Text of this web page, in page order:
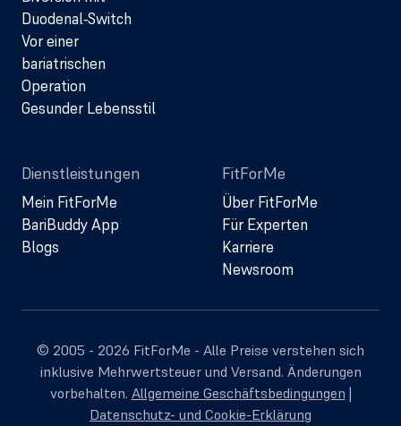
Duodenal-Switch
Vor einer
bariatrischen
Operation
Gesunder Lebensstil
Dienstleistungen
Mein FitForMe
BariBuddy App
Blogs
FitForMe
Über FitForMe
Für Experten
Karriere
Newsroom
© 2005 - 2026 FitForMe - Alle Preise verstehen sich
inklusive Mehrwertsteuer und Versand. Änderungen
vorbehalten. Allgemeine Geschäftsbedingungen |
Datenschutz- und Cookie-Erklärung